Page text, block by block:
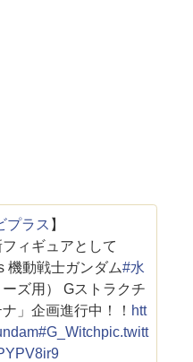
プラス 】
ィギュアとして
機動戦士ガンダム#水
ズ用） Gストラクチ
」企画進行中！！ htt
#G_Witchpic.twitt